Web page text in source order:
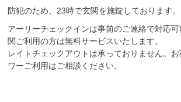
防犯のため、23時で玄関を施錠しております。
アーリーチェックインは事前のご連絡で対応
関ご利用の方は無料サービスいたします。
レイトチェックアウトは承っておりません。
ワーご利用はご相談ください。